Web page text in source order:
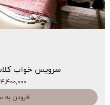
سرویس خواب
۱۴,۴۰۰,۰۰۰
افزودن به